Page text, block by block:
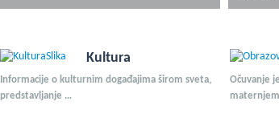
Kultura
Informacije o kulturnim događajima širom sveta,
predstavljanje …
Očuvanje